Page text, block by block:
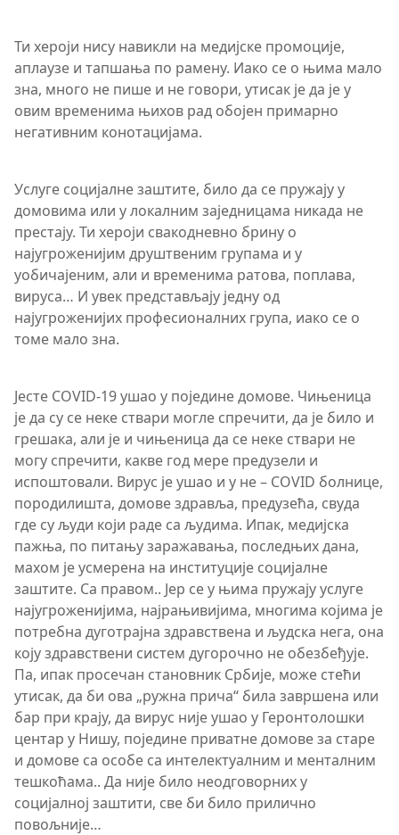
Ти хероји нису навикли на медијске промоције,
аплаузе и тапшања по рамену. Иако се о њима мало
зна, много не пише и не говори, утисак је да је у
овим временима њихов рад обојен примарно
негативним конотацијама.
Услуге социјалне заштите, било да се пружају у
домовима или у локалним заједницама никада не
престају. Ти хероји свакодневно брину о
најугроженијим друштвеним групама и у
уобичајеним, али и временима ратова, поплава,
вируса… И увек представљају једну од
најугроженијих професионалних група, иако се о
томе мало зна.
Јесте COVID-19 ушао у поједине домове. Чињеница
је да су се неке ствари могле спречити, да је било и
грешака, али је и чињеница да се неке ствари не
могу спречити, какве год мере предузели и
испоштовали. Вирус је ушао и у не – COVID болнице,
породилишта, домове здравља, предузећа, свуда
где су људи који раде са људима. Ипак, медијска
пажња, по питању заражавања, последњих дана,
махом је усмерена на институције социјалне
заштите. Са правом.. Јер се у њима пружају услуге
најугроженијима, најрањивијима, многима којима је
потребна дуготрајна здравствена и људска нега, она
коју здравствени систем дугорочно не обезбеђује.
Па, ипак просечан становник Србије, може стећи
утисак, да би ова „ружна прича“ била завршена или
бар при крају, да вирус није ушао у Геронтолошки
центар у Нишу, поједине приватне домове за старе
и домове са особе са интелектуалним и менталним
тешкоћама.. Да није било неодговорних у
социјалној заштити, све би било прилично
повољније…